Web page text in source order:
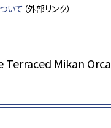
いて （外部リンク）
Terraced Mikan